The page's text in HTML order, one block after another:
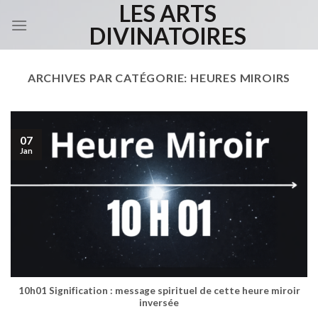
LES ARTS
DIVINATOIRES
ARCHIVES PAR CATÉGORIE: HEURES MIROIRS
10h01 Signification : message spirituel de cette heure miroir
inversée
07
Jan